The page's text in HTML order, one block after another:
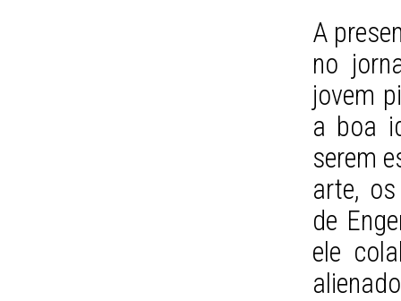
A
no
jovem
a boa
serem
arte,
de
ele